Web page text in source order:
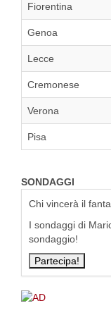
Fiorentina
Genoa
Lecce
Cremonese
Verona
Pisa
SONDAGGI
Chi vincerà il
I sondaggi di
sondaggio!